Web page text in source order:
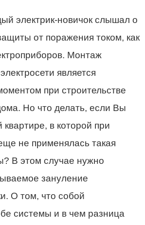
электрик-новичок слышал о
от поражения током, как
Монтаж
является
при строительстве
Но что делать, если Вы
квартире, в которой при
не применялась такая
В этом случае нужно
зануление
О том, что собой
системы и в чем разница